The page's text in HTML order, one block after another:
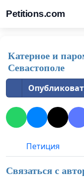
Petitions.com
Катерное и
Севастополе
Петиция
Связаться с